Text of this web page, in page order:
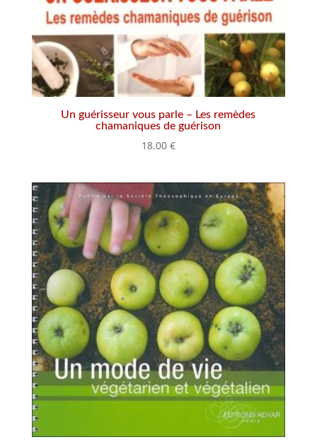
Un guérisseur vous parle – Les remèdes
chamaniques de guérison
18.00 €